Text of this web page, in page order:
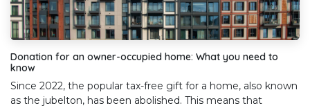
Donation for an owner-occupied home: What you need to
know
Since 2022, the popular tax-free gift for a home, also known
as the jubelton, has been abolished. This means that